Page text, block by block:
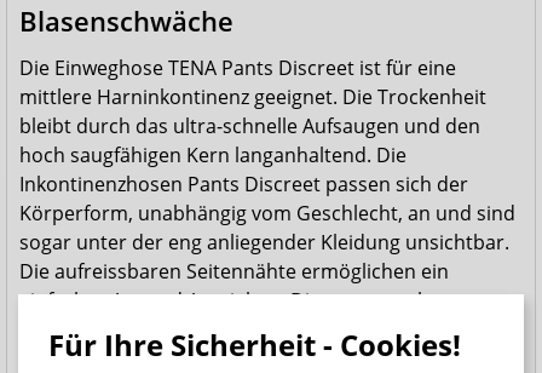
Blasenschwäche
Die Einweghose TENA Pants Discreet ist für eine
mittlere Harninkontinenz geeignet. Die Trockenheit
bleibt durch das ultra-schnelle Aufsaugen und den
hoch saugfähigen Kern langanhaltend. Die
Inkontinenzhosen Pants Discreet passen sich der
Körperform, unabhängig vom Geschlecht, an und sind
sogar unter der eng anliegender Kleidung unsichtbar.
Die aufreissbaren Seitennähte ermöglichen ein
einfaches An- und Ausziehen. Die unangenehmen
Gerüche sind dank der Odour Control Technologie
reduziert bzw. neutralisiert.
Für Ihre Sicherheit - Cookies!